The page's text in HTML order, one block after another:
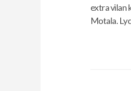
extra vilan
Motala.